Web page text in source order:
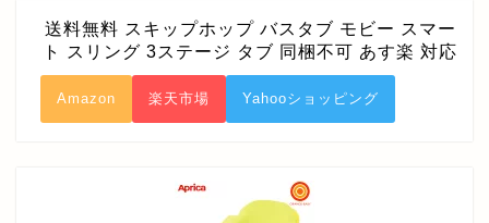
送料無料 スキップホップ バスタブ モビー スマー
ト スリング 3ステージ タブ 同梱不可 あす楽 対応
Amazon 楽天市場 Yahooショッピング